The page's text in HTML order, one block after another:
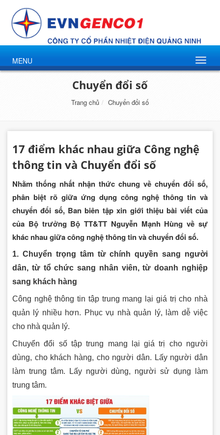
MENU
Chuyển đổi số
Trang chủ Chuyển đổi số
17 điểm khác nhau giữa Công nghệ
thông tin và Chuyển đổi số
Nhằm thống nhất nhận thức chung về chuyển đổi số,
phân biệt rõ giữa ứng dụng công nghệ thông tin và
chuyển đổi số, Ban biên tập xin giới thiệu bài viết của
của Bộ trưởng Bộ TT&TT Nguyễn Mạnh Hùng về sự
khác nhau giữa công nghệ thông tin và chuyển đổi số.
1. Chuyển trọng tâm từ chính quyền sang người
dân, từ tổ chức sang nhân viên, từ doanh nghiệp
sang khách hàng
Công nghệ thông tin tập trung mang lại giá trị cho nhà
quản lý nhiều hơn. Phục vụ nhà quản lý, làm dễ việc
cho nhà quản lý.
Chuyển đổi số tập trung mang lại giá trị cho người
dùng, cho khách hàng, cho người dân. Lấy người dân
làm trung tâm. Lấy người dùng, người sử dụng làm
trung tâm.